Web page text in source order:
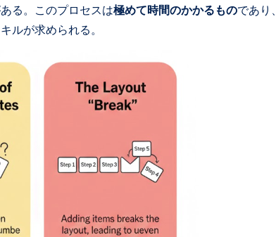
る。このプロセスは極めて時間のかかるものであり、
ルが求められる。